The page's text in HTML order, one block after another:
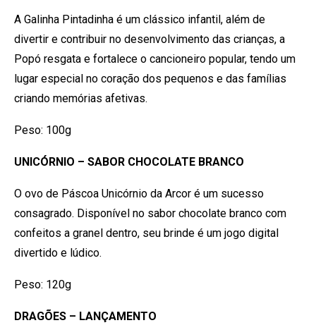
A Galinha Pintadinha é um clássico infantil, além de
divertir e contribuir no desenvolvimento das crianças, a
Popó resgata e fortalece o cancioneiro popular, tendo um
lugar especial no coração dos pequenos e das famílias
criando memórias afetivas.
Peso: 100g
UNICÓRNIO – SABOR CHOCOLATE BRANCO
O ovo de Páscoa Unicórnio da Arcor é um sucesso
consagrado. Disponível no sabor chocolate branco com
confeitos a granel dentro, seu brinde é um jogo digital
divertido e lúdico.
Peso: 120g
DRAGÕES – LANÇAMENTO